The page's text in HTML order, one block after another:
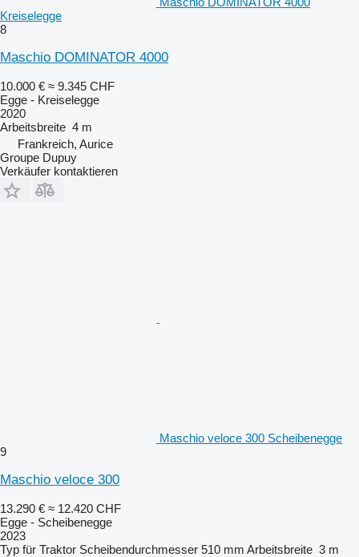
Kreiselegge
8
Maschio DOMINATOR 4000
10.000 € ≈ 9.345 CHF
Egge - Kreiselegge
2020
Arbeitsbreite 4 m
Frankreich, Aurice
Groupe Dupuy
Verkäufer kontaktieren
Maschio veloce 300 Scheibenegge
9
Maschio veloce 300
13.290 € ≈ 12.420 CHF
Egge - Scheibenegge
2023
Typ für Traktor Scheibendurchmesser 510 mm Arbeitsbreite 3 m